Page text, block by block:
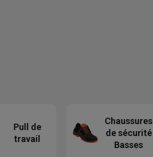
Pull de
travail
Chaussures
de sécurité
Basses